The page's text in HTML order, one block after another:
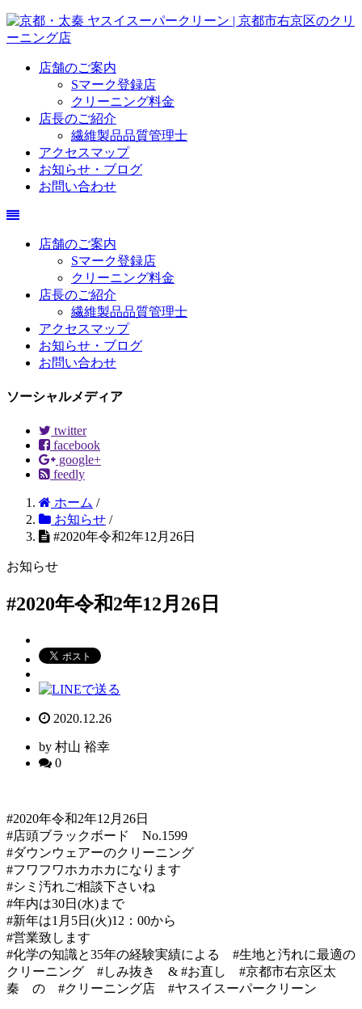
店舗のご案内
Sマーク登録店
クリーニング料金
店長のご紹介
繊維製品品質管理士
アクセスマップ
お知らせ・ブログ
お問い合わせ
店舗のご案内
Sマーク登録店
クリーニング料金
店長のご紹介
繊維製品品質管理士
アクセスマップ
お知らせ・ブログ
お問い合わせ
ソーシャルメディア
twitter
facebook
google+
feedly
ホーム /
お知らせ /
#2020年令和2年12月26日
お知らせ
#2020年令和2年12月26日
2020.12.26
by 村山 裕幸
0
#2020年令和2年12月26日
#店頭ブラックボード No.1599
#ダウンウェアーのクリーニング
#フワフワホカホカになります
#シミ汚れご相談下さいね
#年内は30日(水)まで
#新年は1月5日(火)12：00から
#営業致します
#化学の知識と35年の経験実績による #生地と汚れに最適の
クリーニング #しみ抜き & #お直し #京都市右京区太
秦 の #クリーニング店 #ヤスイスーパークリーン